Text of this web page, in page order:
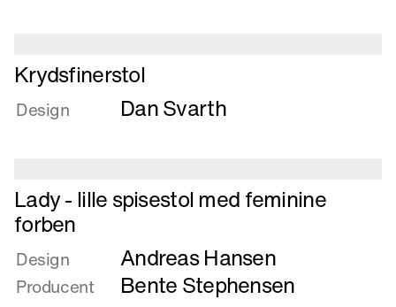
Læs
mere
om
Krydsfinerstol
Design Dan Svarth
Læs
mere
om
Lady
lille
Lady - lille spisestol med feminine
forben
Design Andreas Hansen
Producent Bente Stephensen